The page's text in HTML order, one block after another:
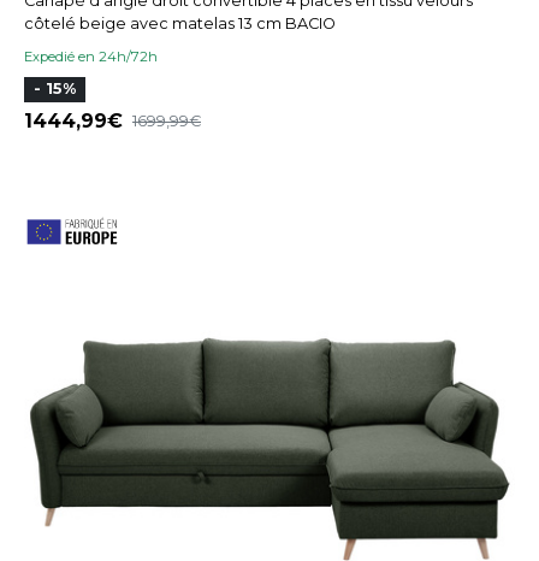
côtelé beige avec matelas 13 cm BACIO
Expedié en 24h/72h
- 15%
1444,99 1699,99